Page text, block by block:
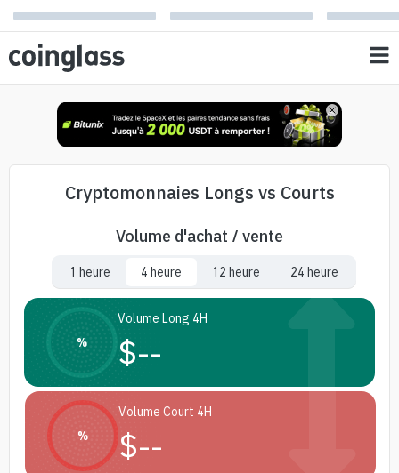
Cryptomonnaies Longs vs Courts
Volume d'achat / vente
1 heure 4 heure 12 heure 24 heure
%
Volume Long 4H
$--
%
Volume Court 4H
$--